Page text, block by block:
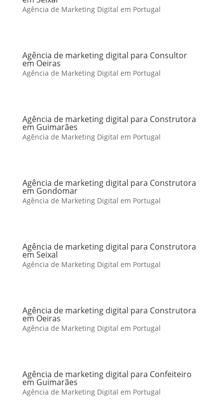
Agência de Marketing Digital em Portugal
Agência de marketing digital para Consultor
em Oeiras
Agência de Marketing Digital em Portugal
Agência de marketing digital para Construtora
em Guimarães
Agência de Marketing Digital em Portugal
Agência de marketing digital para Construtora
em Gondomar
Agência de Marketing Digital em Portugal
Agência de marketing digital para Construtora
em Seixal
Agência de Marketing Digital em Portugal
Agência de marketing digital para Construtora
em Oeiras
Agência de Marketing Digital em Portugal
Agência de marketing digital para Confeiteiro
em Guimarães
Agência de Marketing Digital em Portugal